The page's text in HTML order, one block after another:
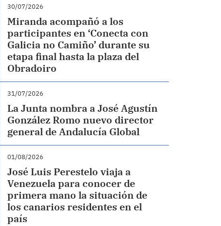
30/07/2026
Miranda acompañó a los
participantes en ‘Conecta con
Galicia no Camiño’ durante su
etapa final hasta la plaza del
Obradoiro
31/07/2026
La Junta nombra a José Agustín
González Romo nuevo director
general de Andalucía Global
01/08/2026
José Luis Perestelo viaja a
Venezuela para conocer de
primera mano la situación de
los canarios residentes en el
país